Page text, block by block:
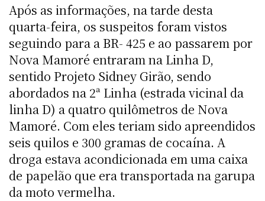
Após as informações, na tarde desta
quarta-feira, os suspeitos foram vistos
seguindo para a BR- 425 e ao passarem por
Nova Mamoré entraram na Linha D,
sentido Projeto Sidney Girão, sendo
abordados na 2ª Linha (estrada vicinal da
linha D) a quatro quilômetros de Nova
Mamoré. Com eles teriam sido apreendidos
seis quilos e 300 gramas de cocaína. A
droga estava acondicionada em uma caixa
de papelão que era transportada na garupa
da moto vermelha.